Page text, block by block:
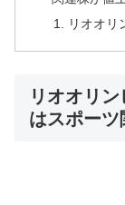
リオオリ
リオオリ
はスポーツ